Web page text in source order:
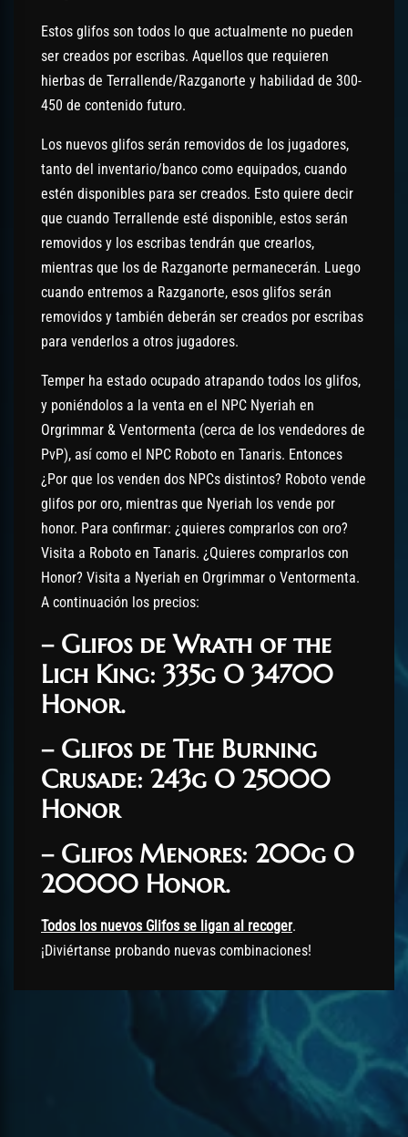
Estos glifos son todos lo que actualmente no pueden
ser creados por escribas. Aquellos que requieren
hierbas de Terrallende/Razganorte y habilidad de 300-
450 de contenido futuro.
Los nuevos glifos serán removidos de los jugadores,
tanto del inventario/banco como equipados, cuando
estén disponibles para ser creados. Esto quiere decir
que cuando Terrallende esté disponible, estos serán
removidos y los escribas tendrán que crearlos,
mientras que los de Razganorte permanecerán. Luego
cuando entremos a Razganorte, esos glifos serán
removidos y también deberán ser creados por escribas
para venderlos a otros jugadores.
Temper ha estado ocupado atrapando todos los glifos,
y poniéndolos a la venta en el NPC Nyeriah en
Orgrimmar & Ventormenta (cerca de los vendedores de
PvP), así como el NPC Roboto en Tanaris. Entonces
¿Por que los venden dos NPCs distintos? Roboto vende
glifos por oro, mientras que Nyeriah los vende por
honor. Para confirmar: ¿quieres comprarlos con oro?
Visita a Roboto en Tanaris. ¿Quieres comprarlos con
Honor? Visita a Nyeriah en Orgrimmar o Ventormenta.
A continuación los precios:
– Glifos de Wrath of the
Lich King: 335g O 34700
Honor.
– Glifos de The Burning
Crusade: 243g O 25000
Honor
– Glifos Menores: 200g O
20000 Honor.
Todos los nuevos Glifos se ligan al recoger.
¡Diviértanse probando nuevas combinaciones!